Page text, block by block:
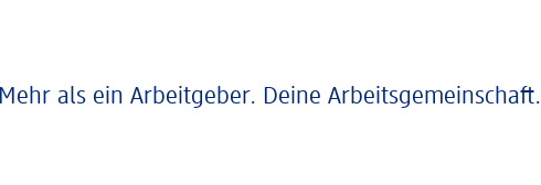
Mehr als ein Arbeitgeber. Deine Arbeitsgemeinschaft.